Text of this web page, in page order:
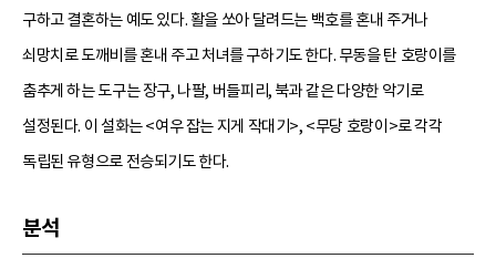
구하고 결혼하는 예도 있다. 활을 쏘아 달려드는 백호를 혼내 주거나
쇠망치로 도깨비를 혼내 주고 처녀를 구하기도 한다. 무동을 탄 호랑이를
춤추게 하는 도구는 장구, 나팔, 버들피리, 북과 같은 다양한 악기로
설정된다. 이 설화는 <여우 잡는 지게 작대기>, <무당 호랑이>로 각각
독립된 유형으로 전승되기도 한다.
분석